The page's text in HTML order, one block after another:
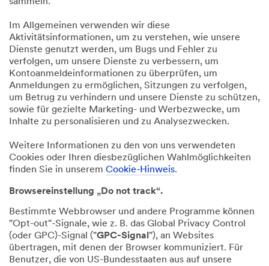
sammeln.
Im Allgemeinen verwenden wir diese
Aktivitätsinformationen, um zu verstehen, wie unsere
Dienste genutzt werden, um Bugs und Fehler zu
verfolgen, um unsere Dienste zu verbessern, um
Kontoanmeldeinformationen zu überprüfen, um
Anmeldungen zu ermöglichen, Sitzungen zu verfolgen,
um Betrug zu verhindern und unsere Dienste zu schützen,
sowie für gezielte Marketing- und Werbezwecke, um
Inhalte zu personalisieren und zu Analysezwecken.
Weitere Informationen zu den von uns verwendeten
Cookies oder Ihren diesbezüglichen Wahlmöglichkeiten
finden Sie in unserem Cookie-Hinweis.
Browsereinstellung „Do not track“.
Bestimmte Webbrowser und andere Programme können
"Opt-out"-Signale, wie z. B. das Global Privacy Control
(oder GPC)-Signal ("GPC-Signal "), an Websites
übertragen, mit denen der Browser kommuniziert. Für
Benutzer, die von US-Bundesstaaten aus auf unsere